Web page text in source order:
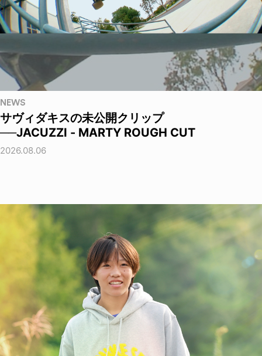
NEWS
サヴィダキスの未公開クリップ
──JACUZZI - MARTY ROUGH CUT
2026.08.06